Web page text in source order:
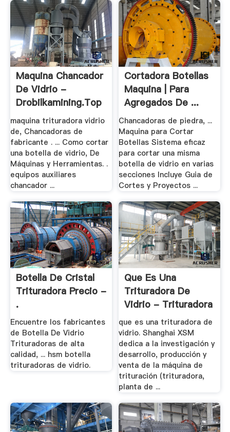
Maquina Chancador
De Vidrio -
Drobilkamining.top
maquina trituradora vidrio
de, Chancadoras de
fabricante . ... Como cortar
una botella de vidrio, De
Máquinas y Herramientas. .
equipos auxiliares
chancador ...
Cortadora Botellas
Maquina | Para
Agregados De ...
Chancadoras de piedra, ...
Maquina para Cortar
Botellas Sistema eficaz
para cortar una misma
botella de vidrio en varias
secciones Incluye Guia de
Cortes y Proyectos ...
Botella De Cristal
Trituradora Precio -
.
Encuentre los fabricantes
de Botella De Vidrio
Trituradoras de alta
calidad, ... hsm botella
trituradoras de vidrio.
Que Es Una
Trituradora De
Vidrio - Trituradora
De .
que es una trituradora de
vidrio. Shanghai XSM
dedica a la investigación y
desarrollo, producción y
venta de la máquina de
trituración (trituradora,
planta de ...